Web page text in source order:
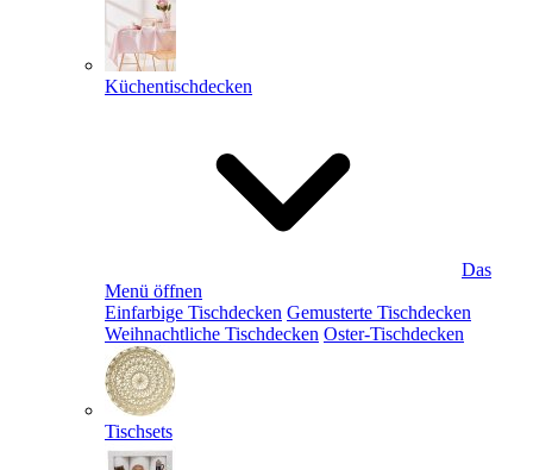
Küchentischdecken
Das
Menü öffnen
Einfarbige Tischdecken Gemusterte Tischdecken
Weihnachtliche Tischdecken Oster-Tischdecken
Tischsets